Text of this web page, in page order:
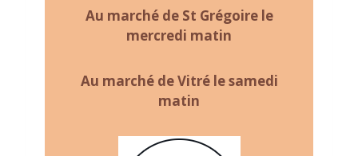
Au marché de St Grégoire le
mercredi matin
Au marché de Vitré le samedi
matin